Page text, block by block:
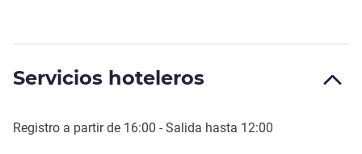
Servicios hoteleros
Registro a partir de 16:00 - Salida hasta 12:00